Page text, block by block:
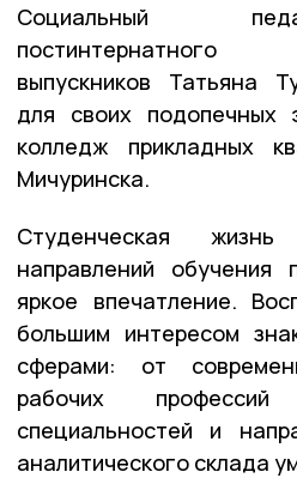
Социальный
выпускников Татьяна
для своих подопечных
колледж прикладных
Мичуринска.
Студенческая
направлений обучения
яркое впечатление.
большим интересом
сферами: от
рабочих
специальностей и
аналитического склада